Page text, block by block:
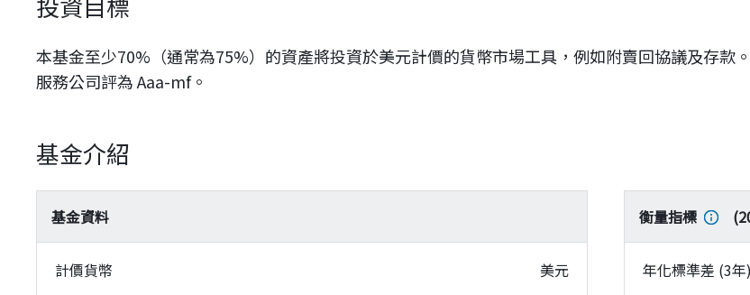
本基金至少70%（通常為75%）的資產將投資於美元計價的貨幣市場工具，例如附賣回協議及存款
服務公司評為 Aaa-mf。
基金介紹
基金資料
計價貨幣 美元
衡量指標 (
年化標準差 (3年)